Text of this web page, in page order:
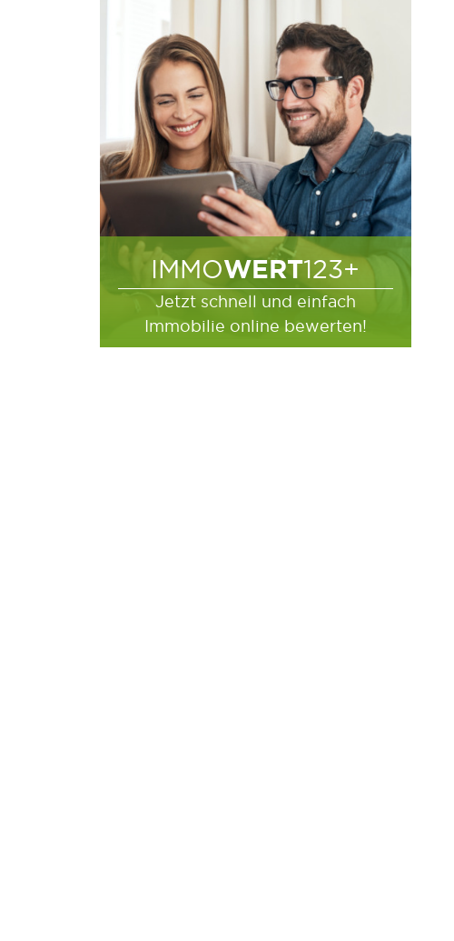
IMMOWERT123+
Jetzt schnell und einfach
Immobilie online bewerten!